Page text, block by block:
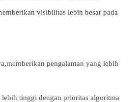
visibilitas lebih besar pada
pengalaman yang lebih
tinggi dengan prioritas algoritma